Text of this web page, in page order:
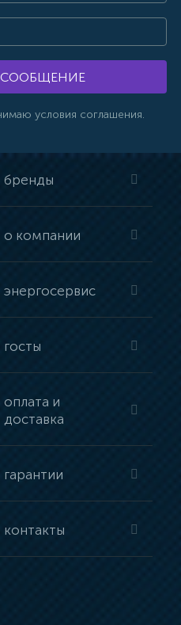
СООБЩЕНИЕ
условия соглашения.
бренды
о компании
энергосервис
госты
оплата и
доставка
гарантии
контакты